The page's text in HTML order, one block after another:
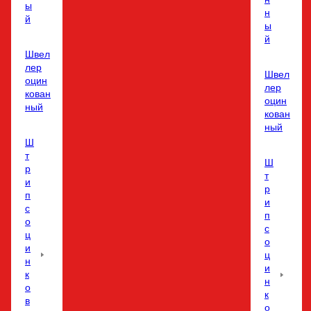
ы
й
Швел
лер
оцин
кован
ный
Ш
т
р
и
п
с
о
ц
и
н
к
о
в
н
ы
й
Швел
лер
оцин
кован
ный
Ш
т
р
и
п
с
о
ц
и
н
к
о